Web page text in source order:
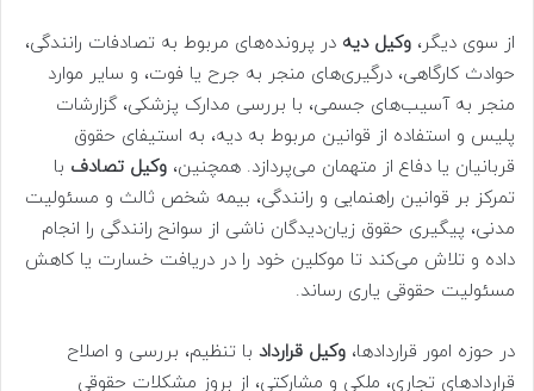
از سوی دیگر، وکیل دیه در پرونده‌های مربوط به تصادفات رانندگی،
حوادث کارگاهی، درگیری‌های منجر به جرح یا فوت، و سایر موارد
منجر به آسیب‌های جسمی، با بررسی مدارک پزشکی، گزارشات
پلیس و استفاده از قوانین مربوط به دیه، به استیفای حقوق
قربانیان یا دفاع از متهمان می‌پردازد. همچنین، وکیل تصادف با
تمرکز بر قوانین راهنمایی و رانندگی، بیمه شخص ثالث و مسئولیت
مدنی، پیگیری حقوق زیان‌دیدگان ناشی از سوانح رانندگی را انجام
داده و تلاش می‌کند تا موکلین خود را در دریافت خسارت یا کاهش
مسئولیت حقوقی یاری رساند.
در حوزه امور قراردادها، وکیل قرارداد با تنظیم، بررسی و اصلاح
قراردادهای تجاری، ملکی و مشارکتی، از بروز مشکلات حقوقی